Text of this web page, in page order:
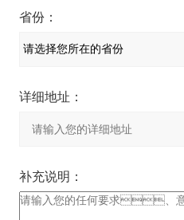
省份：
详细地址：
补充说明：